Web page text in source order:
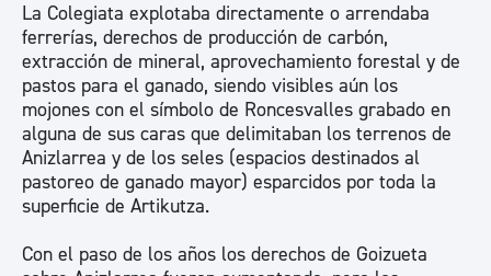
La Colegiata explotaba directamente o arrendaba
ferrerías, derechos de producción de carbón,
extracción de mineral, aprovechamiento forestal y de
pastos para el ganado, siendo visibles aún los
mojones con el símbolo de Roncesvalles grabado en
alguna de sus caras que delimitaban los terrenos de
Anizlarrea y de los seles (espacios destinados al
pastoreo de ganado mayor) esparcidos por toda la
superficie de Artikutza.
Con el paso de los años los derechos de Goizueta